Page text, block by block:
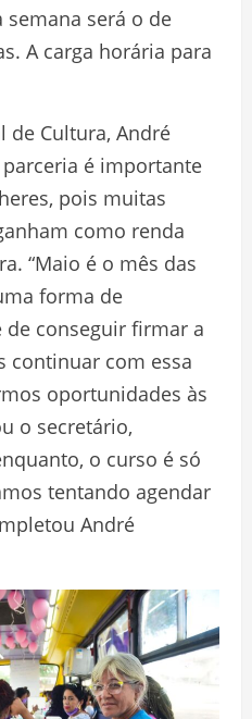
será o de
A carga horária para
de Cultura, André
é importante
pois muitas
como renda
“Maio é o mês das
forma de
conseguir firmar a
continuar com essa
oportunidades às
o secretário,
o curso é só
tentando agendar
André